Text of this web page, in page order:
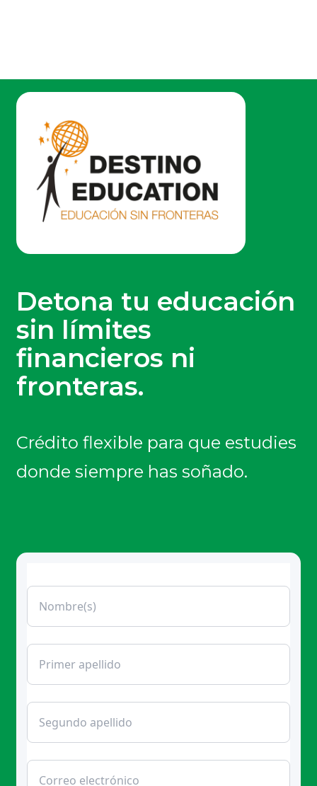
Detona tu educación
sin límites
financieros ni
fronteras.
Crédito flexible para que estudies
donde siempre has soñado.